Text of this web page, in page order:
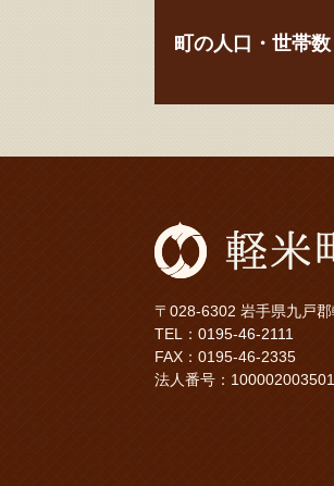
町の人口・世帯数
〒028-6302 岩手県九戸
TEL： 0195-46-2111
FAX：0195-46-2335
法人番号：